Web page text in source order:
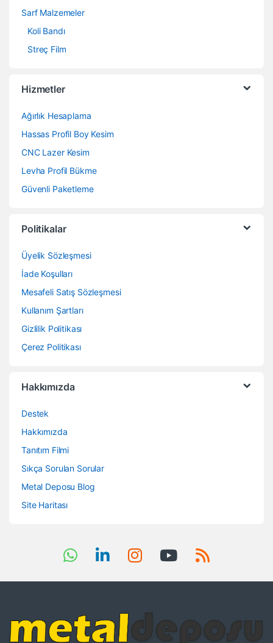
Sarf Malzemeler
Koli Bandı
Streç Film
Hizmetler
Ağırlık Hesaplama
Hassas Profil Boy Kesim
CNC Lazer Kesim
Levha Profil Bükme
Güvenli Paketleme
Politikalar
Üyelik Sözleşmesi
İade Koşulları
Mesafeli Satış Sözleşmesi
Kullanım Şartları
Gizlilik Politikası
Çerez Politikası
Hakkımızda
Destek
Hakkımızda
Tanıtım Filmi
Sıkça Sorulan Sorular
Metal Deposu Blog
Site Haritası